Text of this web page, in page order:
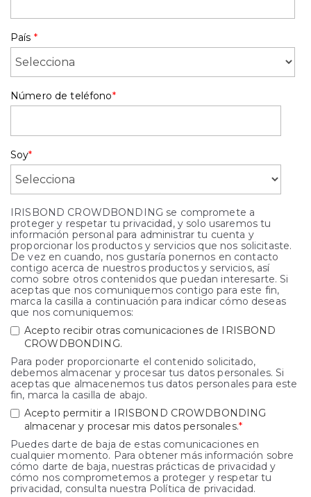
País *
Número de teléfono*
Soy*
IRISBOND CROWDBONDING se compromete a
proteger y respetar tu privacidad, y solo usaremos tu
información personal para administrar tu cuenta y
proporcionar los productos y servicios que nos solicitaste.
De vez en cuando, nos gustaría ponernos en contacto
contigo acerca de nuestros productos y servicios, así
como sobre otros contenidos que puedan interesarte. Si
aceptas que nos comuniquemos contigo para este fin,
marca la casilla a continuación para indicar cómo deseas
que nos comuniquemos:
Acepto recibir otras comunicaciones de IRISBOND
CROWDBONDING.
Para poder proporcionarte el contenido solicitado,
debemos almacenar y procesar tus datos personales. Si
aceptas que almacenemos tus datos personales para este
fin, marca la casilla de abajo.
Acepto permitir a IRISBOND CROWDBONDING
almacenar y procesar mis datos personales.*
Puedes darte de baja de estas comunicaciones en
cualquier momento. Para obtener más información sobre
cómo darte de baja, nuestras prácticas de privacidad y
cómo nos comprometemos a proteger y respetar tu
privacidad, consulta nuestra Política de privacidad.